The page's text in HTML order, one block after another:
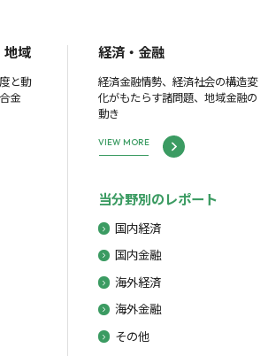
地域
と動
金
経済・金融
経済金融情勢、経済社会の構造変
化がもたらす諸問題、地域金融の
動き
VIEW MORE
当分野別のレポート
国内経済
国内金融
海外経済
海外金融
その他